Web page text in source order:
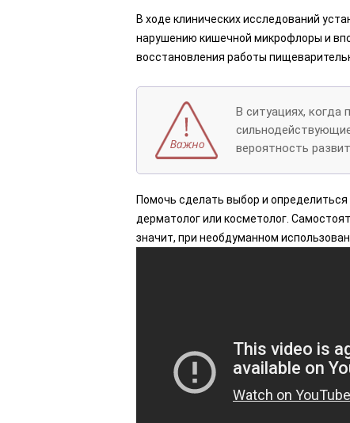
В ходе клинических исследований
нарушению кишечной микрофлоры и
восстановления работы
В ситуациях, когда
вероятность
Помочь сделать выбор и
дерматолог или косметолог.
значит, при необдуманном